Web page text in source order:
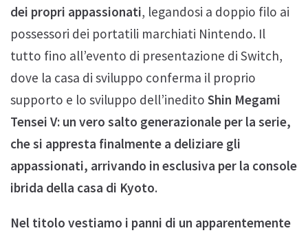
dei propri appassionati, legandosi a doppio filo ai
possessori dei portatili marchiati Nintendo. Il
tutto fino all’evento di presentazione di Switch,
dove la casa di sviluppo conferma il proprio
supporto e lo sviluppo dell’inedito Shin Megami
Tensei V: un vero salto generazionale per la serie,
che si appresta finalmente a deliziare gli
appassionati, arrivando in esclusiva per la console
ibrida della casa di Kyoto.
Nel titolo vestiamo i panni di un apparentemente